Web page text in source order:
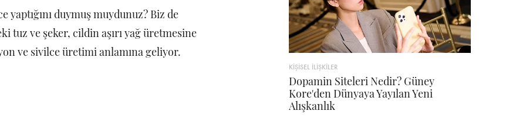
yaptığını duymuş muydunuz? Biz de
tuz ve şeker, cildin aşırı yağ üretmesine
ve sivilce üretimi anlamına geliyor.
KİŞİSEL İLİŞKİLER
Dopamin Siteleri Nedir? Güney
Kore'den Dünyaya Yayılan Yeni
Alışkanlık